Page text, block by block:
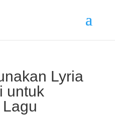
Lyria
untuk